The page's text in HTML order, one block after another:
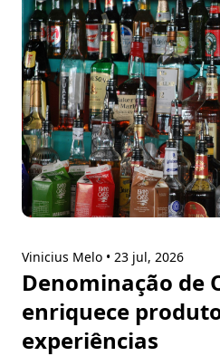
Vinicius Melo • 23 jul, 2026
Denominação de
enriquece
experiências